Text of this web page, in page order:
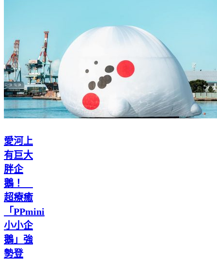
愛河上
有巨大
胖企
鵝！
超療癒
「PPmini
小小企
鵝」強
勢登